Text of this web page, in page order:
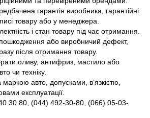
гарантія виробника, гарантійні
товару або у менеджера.
і стан товару під час отримання.
або виробничий дефект,
після отримання товару.
оливу, антифриз, мастило або
чи техніку.
авто, допусками, в’язкістю,
експлуатації.
30 80, (044) 492-30-80, (066) 05-03-